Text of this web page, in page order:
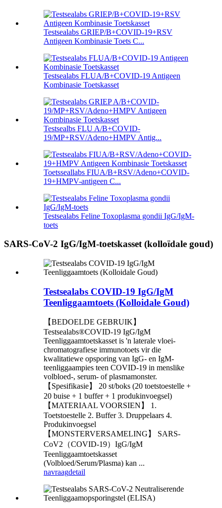
Testsealabs GRIEP/B+COVID-19+RSV
Antigeen Kombinasie Toets C...
Testsealabs FLUA/B+COVID-19 Antigeen
Kombinasie Toetskasset
Testsealbs FLU A/B+COVID-
19/MP+RSV/Adeno+HMPV Antig...
Toetsseallabs FIUA/B+RSV/Adeno+COVID-
19+HMPV-antigeen C...
Testsealabs Feline Toxoplasma gondii IgG/IgM-
toets
SARS-CoV-2 IgG/IgM-toetskasset (kolloïdale goud)
Testsealabs COVID-19 IgG/IgM
Teenliggaamtoets (Kolloidale Goud)
【BEDOELDE GEBRUIK】
Testsealabs®COVID-19 IgG/IgM
Teenliggaamtoetskasset is 'n laterale vloei-
chromatografiese immunotoets vir die
kwalitatiewe opsporing van IgG- en IgM-
teenliggaampies teen COVID-19 in menslike
volbloed-, serum- of plasmamonster.
【Spesifikasie】 20 st/boks (20 toetstoestelle +
20 buise + 1 buffer + 1 produkinvoegsel)
【MATERIAAL VOORSIEN】 1.
Toetstoestelle 2. Buffer 3. Druppelaars 4.
Produkinvoegsel
【MONSTERVERSAMELING】 SARS-
CoV2（COVID-19）IgG/IgM
Teenliggaamtoetskasset
(Volbloed/Serum/Plasma) kan ...
navraagdetail